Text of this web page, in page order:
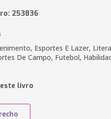
253836
Esportes E Lazer,
De Campo, Futebol,
livro